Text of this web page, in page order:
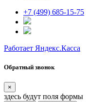
+7 (499) 685-15-75
Работает Яндекс.Касса
Обратный звонок
×
здесь будут поля формы